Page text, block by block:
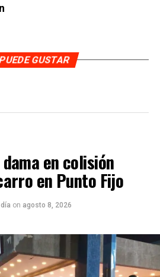
GUSTAR
en colisión
en Punto Fijo
on agosto 8, 2026